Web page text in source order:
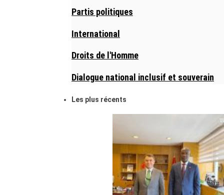
Partis politiques
International
Droits de l'Homme
Dialogue national inclusif et souverain
Les plus récents